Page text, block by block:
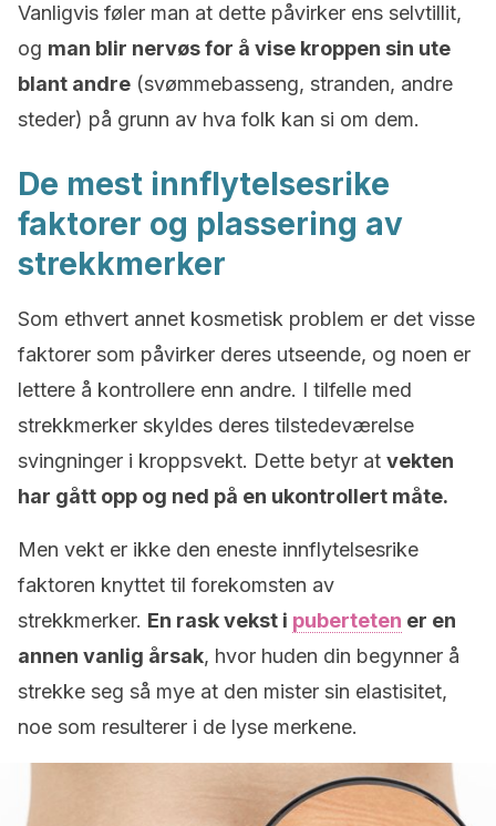
Vanligvis føler man at dette påvirker ens selvtillit,
og man blir nervøs for å vise kroppen sin ute
blant andre (svømmebasseng, stranden, andre
steder) på grunn av hva folk kan si om dem.
De mest innflytelsesrike
faktorer og plassering av
strekkmerker
Som ethvert annet kosmetisk problem er det visse
faktorer som påvirker deres utseende, og noen er
lettere å kontrollere enn andre. I tilfelle med
strekkmerker skyldes deres tilstedeværelse
svingninger i kroppsvekt. Dette betyr at vekten
har gått opp og ned på en ukontrollert måte.
Men vekt er ikke den eneste innflytelsesrike
faktoren knyttet til forekomsten av
strekkmerker. En rask vekst i puberteten er en
annen vanlig årsak, hvor huden din begynner å
strekke seg så mye at den mister sin elastisitet,
noe som resulterer i de lyse merkene.